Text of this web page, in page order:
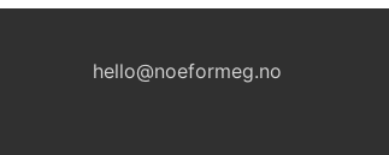
hello@noeformeg.no